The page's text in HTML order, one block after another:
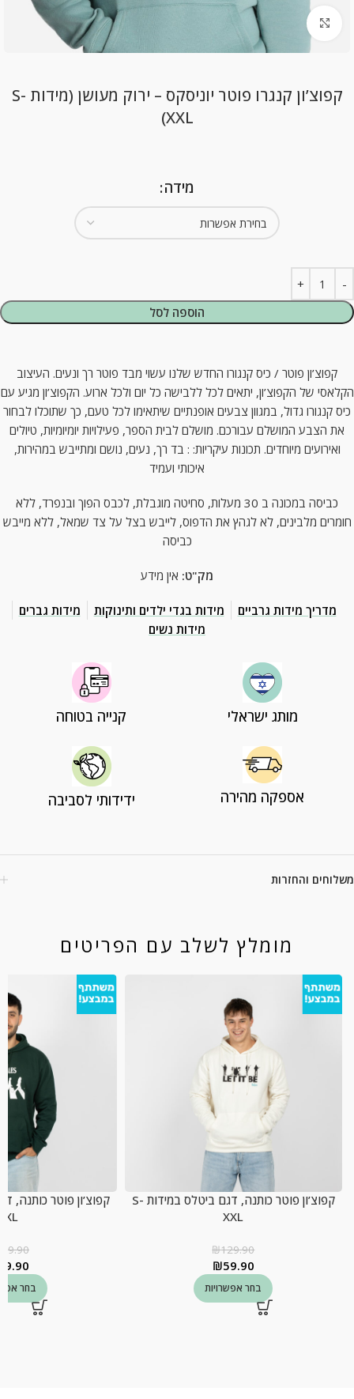
קפוצ’ון קנגרו פוטר יוניסקס – ירוק מעושן (מידות S-
XXL)
מידה
הוספה לסל
קפוצ’ון פוטר / כיס קנגורו החדש שלנו עשוי מבד פוטר רך ונעים. העיצוב
הקלאסי של הקפוצ’ון, יתאים לכל ללבישה כל יום ולכל ארוע. הקפוצ’ון מגיע עם
כיס קנגורו גדול, במגוון צבעים אופנתיים שיתאימו לכל טעם, כך שתוכלו לבחור
את הצבע המושלם עבורכם. מושלם לבית הספר, פעילויות יומיומיות, טיולים
ואירועים מיוחדים. תכונות עיקריות: : בד רך, נעים, נושם ומתייבש במהירות,
איכותי ועמיד
כביסה במכונה ב 30 מעלות, סחיטה מוגבלת, לכבס הפוך ובנפרד, ללא
חומרים מלבינים, לא לגהץ את הדפוס, לייבש בצל על צד שמאל, ללא מייבש
כביסה
מק"ט: אין מידע
מדריך מידות גרביים מידות בגדי ילדים ותינוקות
מידות גברים
מידות נשים
מותג ישראלי קנייה בטוחה
אספקה מהירה ידידותי לסביבה
משלוחים והחזרות
Click to enlarge
מומלץ לשלב עם הפריטים
קפוצ’ון פוטר כותנה, דגם ביטלס במידות S-
XXL
₪129.90
₪59.90
בחר אפשרויות בחר